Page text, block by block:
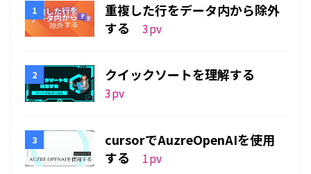
重複した行をデータ内から除外
する
3pv
クイックソートを理解する
3pv
cursorでAuzreOpenAIを使用
する
1pv